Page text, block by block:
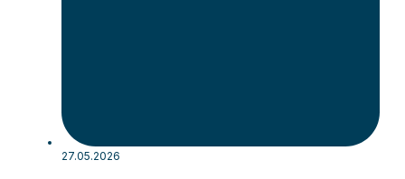
27.05.2026